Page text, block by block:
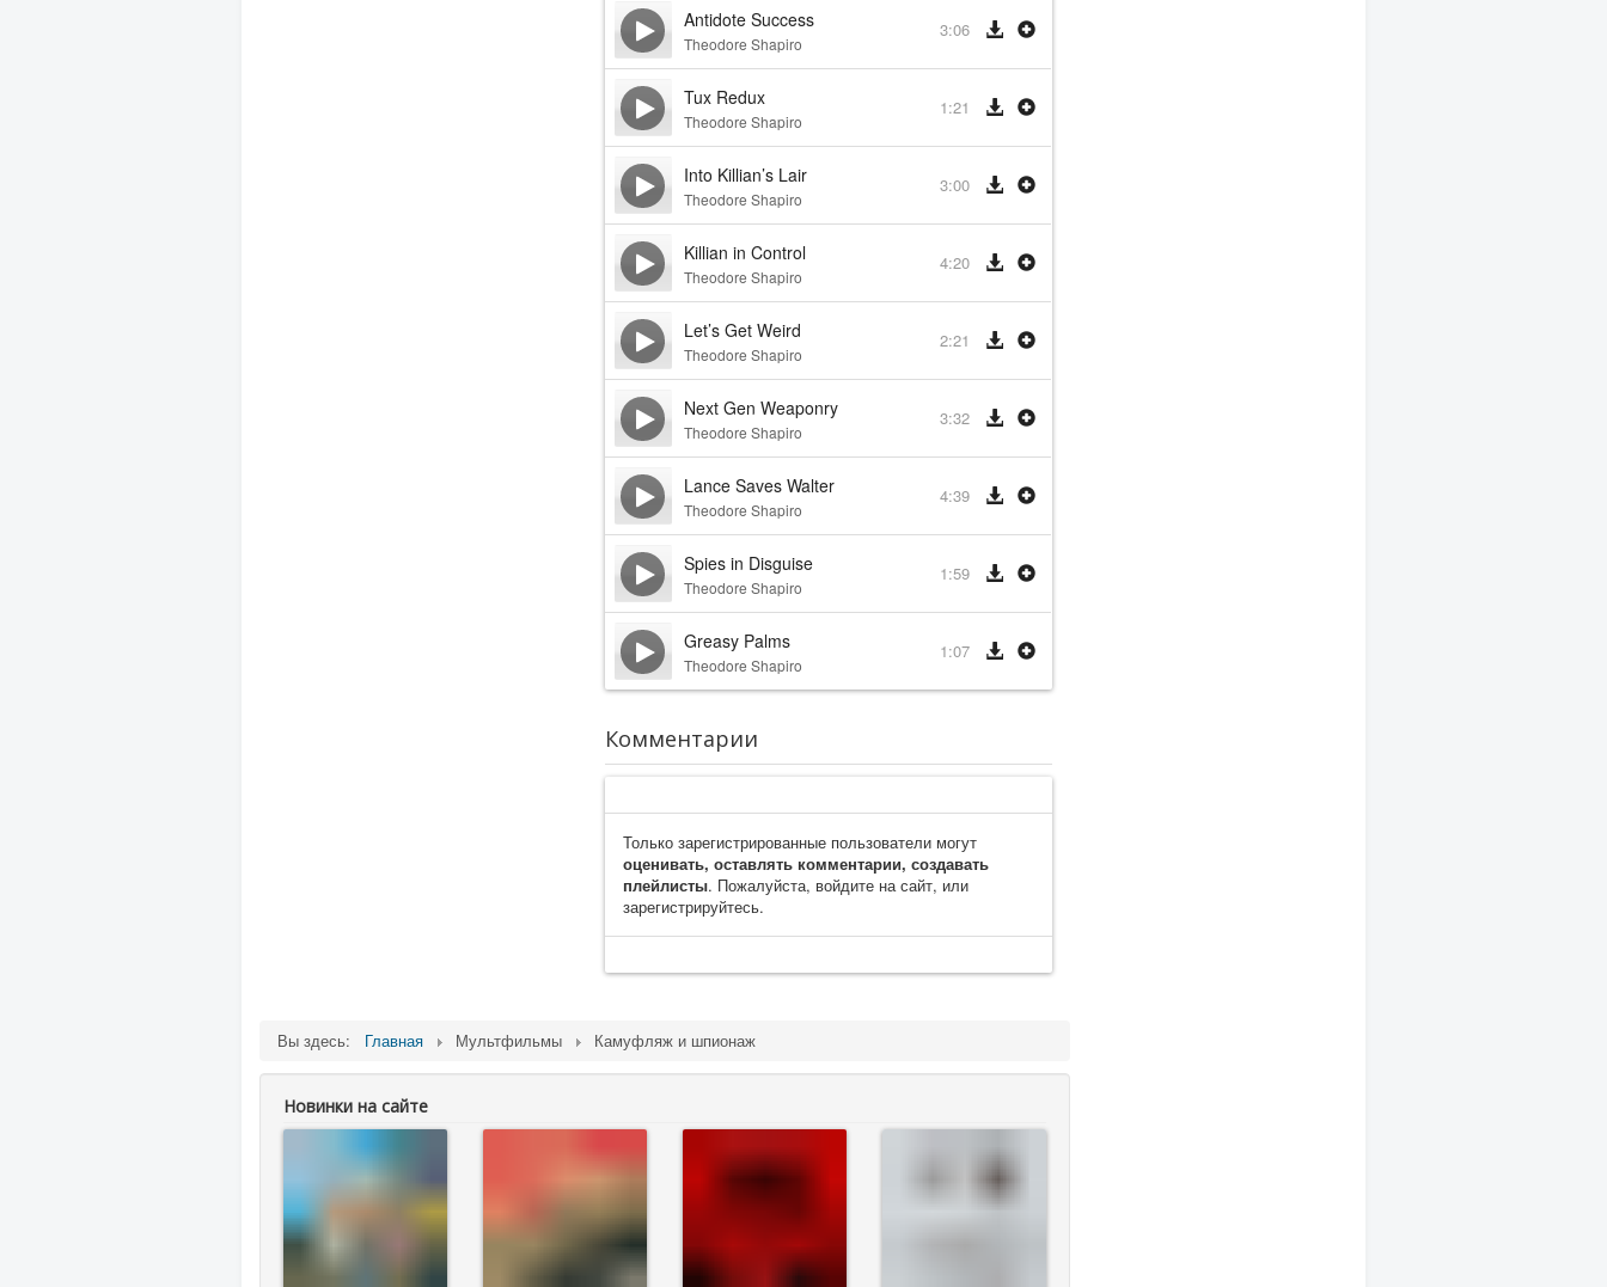
Antidote Success
Theodore Shapiro
3:06
Tux Redux
Theodore Shapiro
1:21
Into Killian’s Lair
Theodore Shapiro
3:00
Killian in Control
Theodore Shapiro
4:20
Let’s Get Weird
Theodore Shapiro
2:21
Next Gen Weaponry
Theodore Shapiro
3:32
Lance Saves Walter
Theodore Shapiro
4:39
Spies in Disguise
Theodore Shapiro
1:59
Greasy Palms
Theodore Shapiro
1:07
Комментарии
Только зарегистрированные пользователи могут
оценивать, оставлять комментарии, создавать
плейлисты. Пожалуйста, войдите на сайт, или
зарегистрируйтесь.
Вы здесь: Главная Мультфильмы Камуфляж и шпионаж
Новинки на сайте